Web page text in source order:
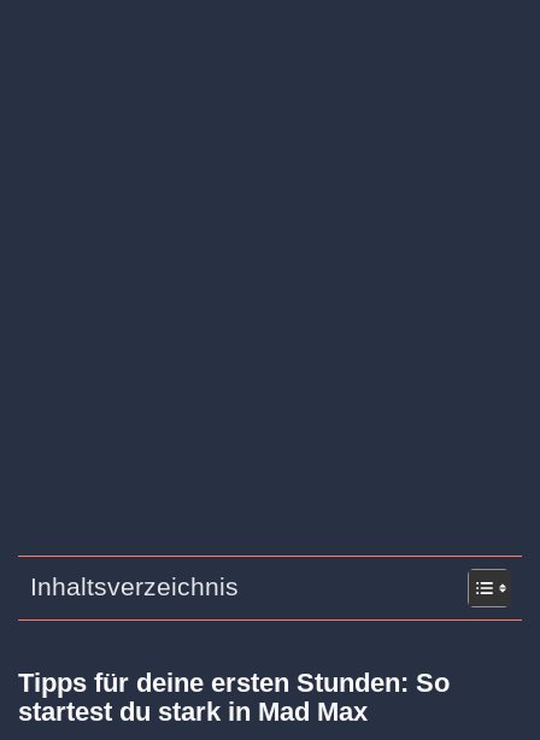
Inhaltsverzeichnis
Tipps für deine ersten Stunden: So
startest du stark in Mad Max